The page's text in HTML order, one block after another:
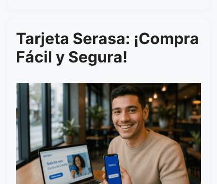
Tarjeta Serasa: ¡Compra
Fácil y Segura!